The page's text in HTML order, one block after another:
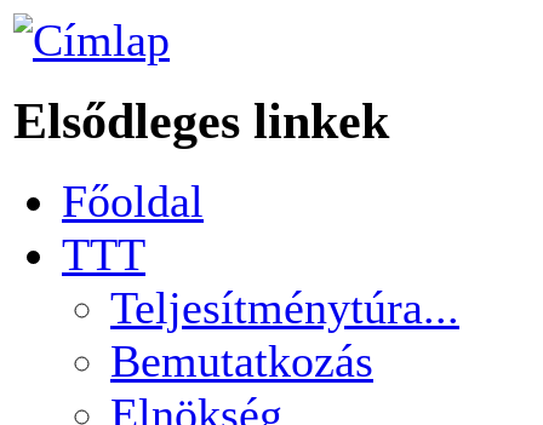
Elsődleges linkek
Főoldal
TTT
Teljesítménytúra...
Bemutatkozás
Elnökség